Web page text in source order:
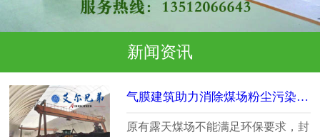
新闻资讯
气膜建筑助力消除煤场粉尘污染，建环保屏障
原有露天煤场不能满足环保要求，封